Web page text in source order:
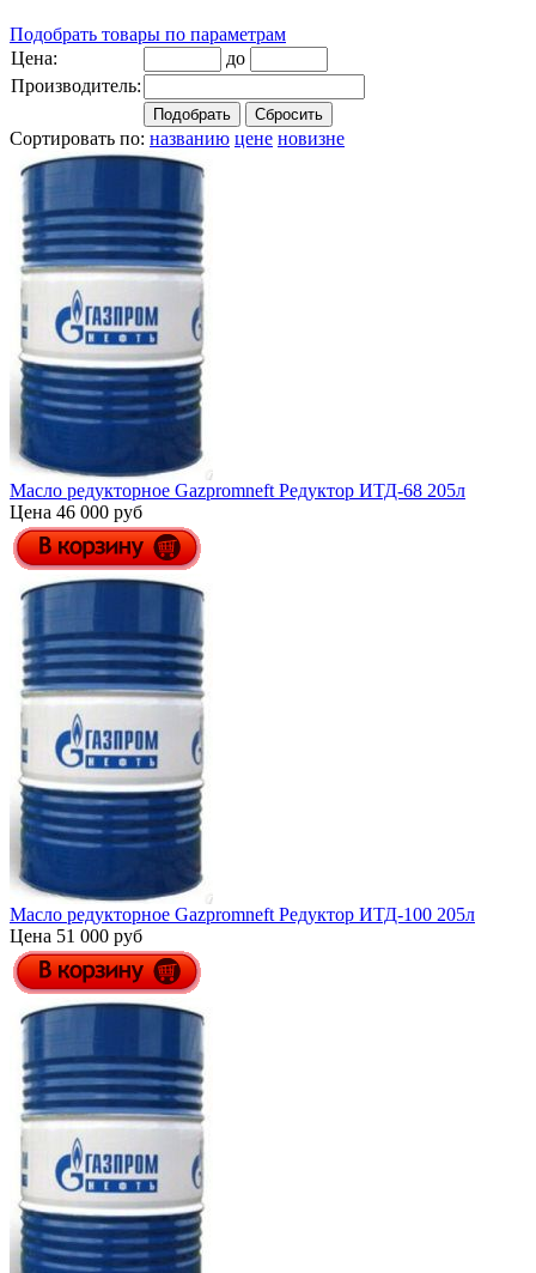
Подобрать товары по параметрам
Цена:
до
Производитель:
Сортировать по: названию цене новизне
Масло редукторное Gazpromneft Редуктор ИТД-68 205л
Цена 46 000 руб
Масло редукторное Gazpromneft Редуктор ИТД-100 205л
Цена 51 000 руб